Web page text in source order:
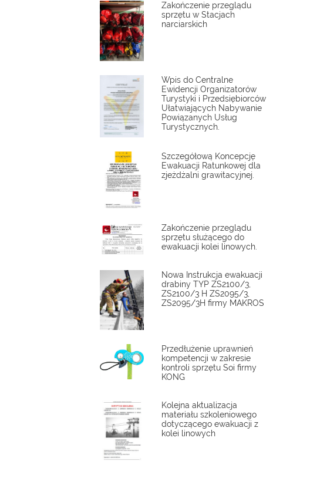
Zakończenie przeglądu
sprzętu w Stacjach
narciarskich
Wpis do Centralne
Ewidencji Organizatorów
Turystyki i Przedsiębiorców
Ułatwiających Nabywanie
Powiązanych Usług
Turystycznych.
Szczegółową Koncepcję
Ewakuacji Ratunkowej dla
zjeżdżalni grawitacyjnej.
Zakończenie przeglądu
sprzętu służącego do
ewakuacji kolei linowych.
Nowa Instrukcja ewakuacji
drabiny TYP ZS2100/3,
ZS2100/3 H ZS2095/3,
ZS2095/3H firmy MAKROS
Przedłużenie uprawnień
kompetencji w zakresie
kontroli sprzętu Soi firmy
KONG
Kolejna aktualizacja
materiału szkoleniowego
dotyczącego ewakuacji z
kolei linowych